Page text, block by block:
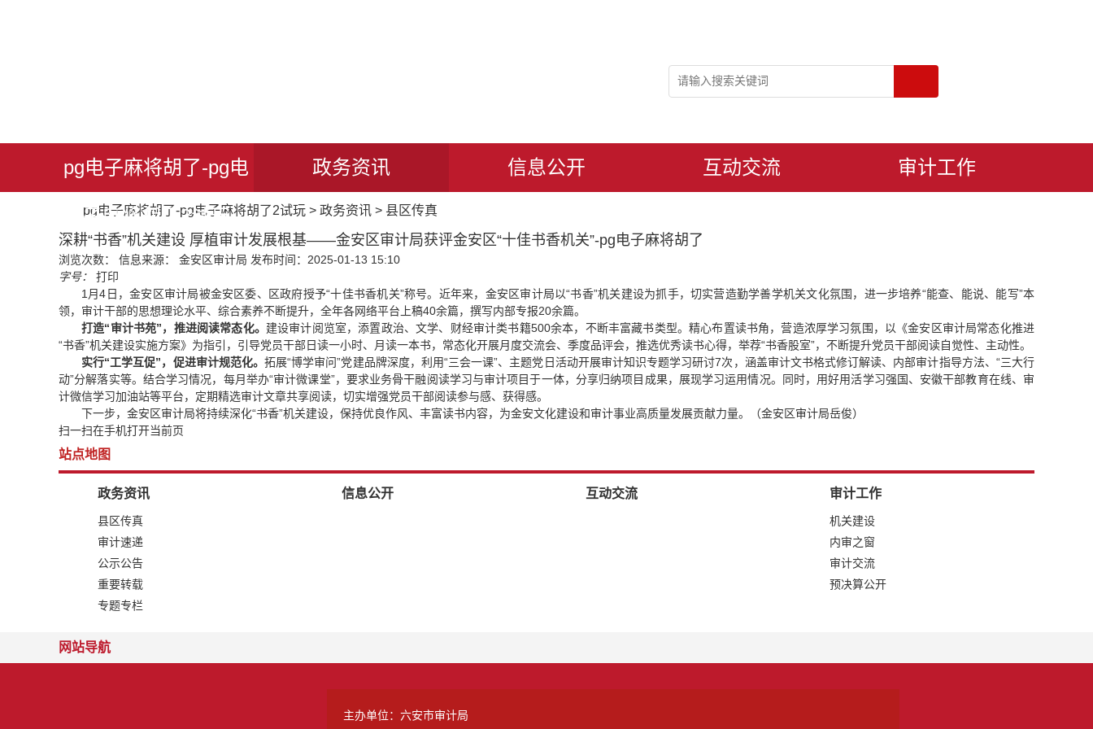
pg电子麻将胡了-pg电
子麻将胡了2试玩
政务资讯 信息公开 互动交流 审计工作
pg电子麻将胡了-pg电子麻将胡了2试玩 > 政务资讯 > 县区传真
深耕“书香”机关建设 厚植审计发展根基——金安区审计局获评金安区“十佳书香机关”-pg电子麻将胡了
浏览次数： 信息来源： 金安区审计局 发布时间：2025-01-13 15:10
字号：
打印
1月4日，金安区审计局被金安区委、区政府授予“十佳书香机关”称号。近年来，金安区审计局以“书香”机关建设为抓手，切实营造勤学善学机关文化氛围，进一步培养“能查、能说、能写”本
领，审计干部的思想理论水平、综合素养不断提升，全年各网络平台上稿40余篇，撰写内部专报20余篇。
打造“审计书苑”，推进阅读常态化。 建设审计阅览室，添置政治、文学、财经审计类书籍500余本，不断丰富藏书类型。精心布置读书角，营造浓厚学习氛围，以《金安区审计局常态化推进
“书香”机关建设实施方案》为指引，引导党员干部日读一小时、月读一本书，常态化开展月度交流会、季度品评会，推选优秀读书心得，举荐“书香股室”，不断提升党员干部阅读自觉性、主动性。
实行“工学互促”，促进审计规范化。 拓展“博学审问”党建品牌深度，利用“三会一课”、主题党日活动开展审计知识专题学习研讨7次，涵盖审计文书格式修订解读、内部审计指导方法、“三大行
动”分解落实等。结合学习情况，每月举办“审计微课堂”，要求业务骨干融阅读学习与审计项目于一体，分享归纳项目成果，展现学习运用情况。同时，用好用活学习强国、安徽干部教育在线、审
计微信学习加油站等平台，定期精选审计文章共享阅读，切实增强党员干部阅读参与感、获得感。
下一步，金安区审计局将持续深化“书香”机关建设，保持优良作风、丰富读书内容，为金安文化建设和审计事业高质量发展贡献力量。（金安区审计局岳俊）
扫一扫在手机打开当前页
站点地图
政务资讯
县区传真
审计速递
公示公告
重要转载
专题专栏
信息公开 互动交流 审计工作
机关建设
内审之窗
审计交流
预决算公开
网站导航
主办单位：六安市审计局